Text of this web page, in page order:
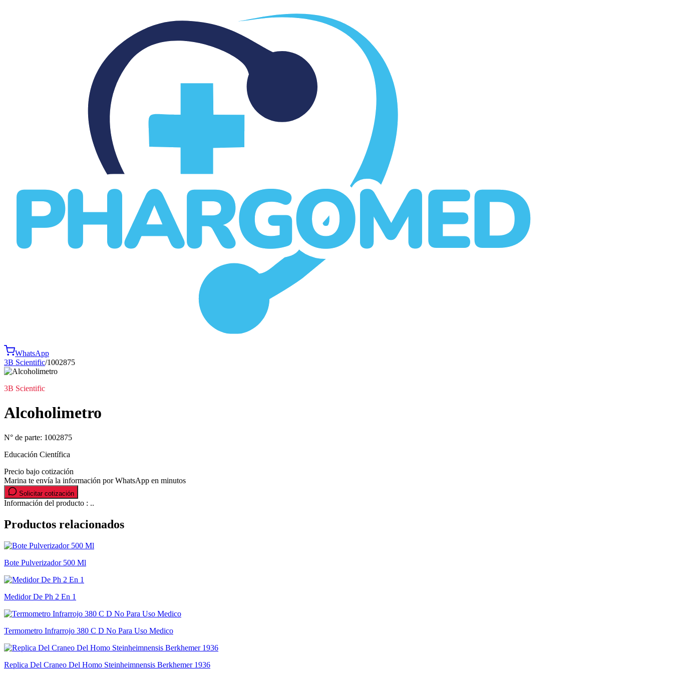
WhatsApp
3B Scientific/1002875
3B Scientific
Alcoholimetro
N° de parte: 1002875
Educación Científica
Precio bajo cotización
Marina te envía la información por WhatsApp en minutos
Solicitar cotización
Información del producto : ..
Productos relacionados
Bote Pulverizador 500 Ml
Medidor De Ph 2 En 1
Termometro Infrarrojo 380 C D No Para Uso Medico
Replica Del Craneo Del Homo Steinheimnensis Berkhemer 1936